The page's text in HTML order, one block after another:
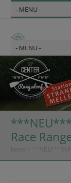
***NEU***
Race